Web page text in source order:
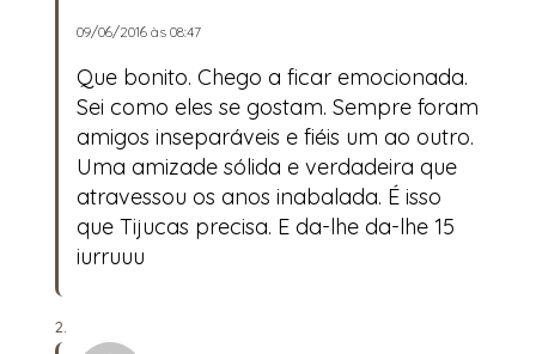
09/06/2016 às 08:47
Que bonito. Chego a ficar emocionada.
Sei como eles se gostam. Sempre foram
amigos inseparáveis e fiéis um ao outro.
Uma amizade sólida e verdadeira que
atravessou os anos inabalada. É isso
que Tijucas precisa. E da-lhe da-lhe 15
iurruuu